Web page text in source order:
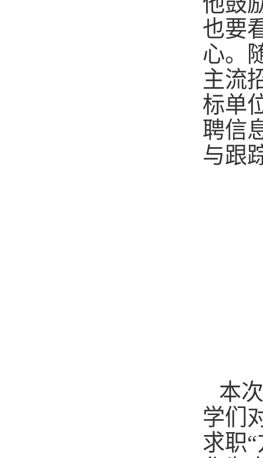
也要
心。
主流
标单
聘信
与跟
本
学们
求职